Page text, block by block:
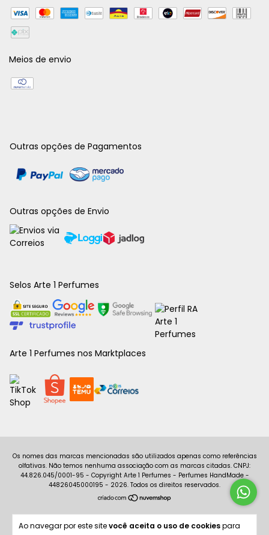
Ao navegar por este sitevocê aceita o uso de cookiespara
Meios de envio
Outras opções de Pagamentos
Outras opções de Envio
Selos Arte 1 Perfumes
Arte 1 Perfumes nos Marktplaces
Copyright Arte 1 Perfumes - Perfumes HandMade -
44826045000195 - 2026. Todos os direitos reservados.